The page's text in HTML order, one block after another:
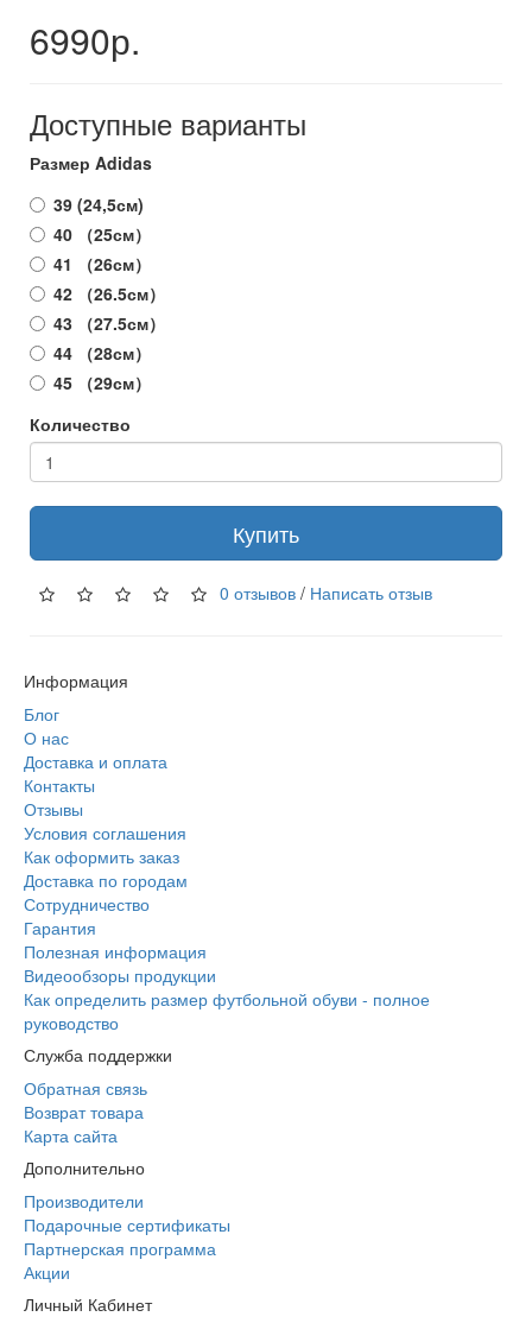
6990р.
Доступные варианты
Размер Adidas
39 (24,5см)
40 （25см）
41 （26см）
42 （26.5см）
43 （27.5см）
44 （28см）
45 （29см）
Количество
Купить
0 отзывов / Написать отзыв
Информация
Блог
О нас
Доставка и оплата
Контакты
Отзывы
Условия соглашения
Как оформить заказ
Доставка по городам
Сотрудничество
Гарантия
Полезная информация
Видеообзоры продукции
Как определить размер футбольной обуви - полное
руководство
Служба поддержки
Обратная связь
Возврат товара
Карта сайта
Дополнительно
Производители
Подарочные сертификаты
Партнерская программа
Акции
Личный Кабинет